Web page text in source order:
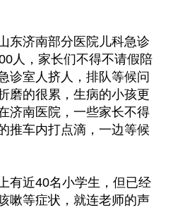
东济南部分医院儿科急诊
人，家长们不得不请假陪
诊室人挤人，排队等候问
磨的很累，生病的小孩更
济南医院，一些家长不得
推车内打点滴，一边等候
有近40名小学生，但已经
嗽等症状，就连老师的声